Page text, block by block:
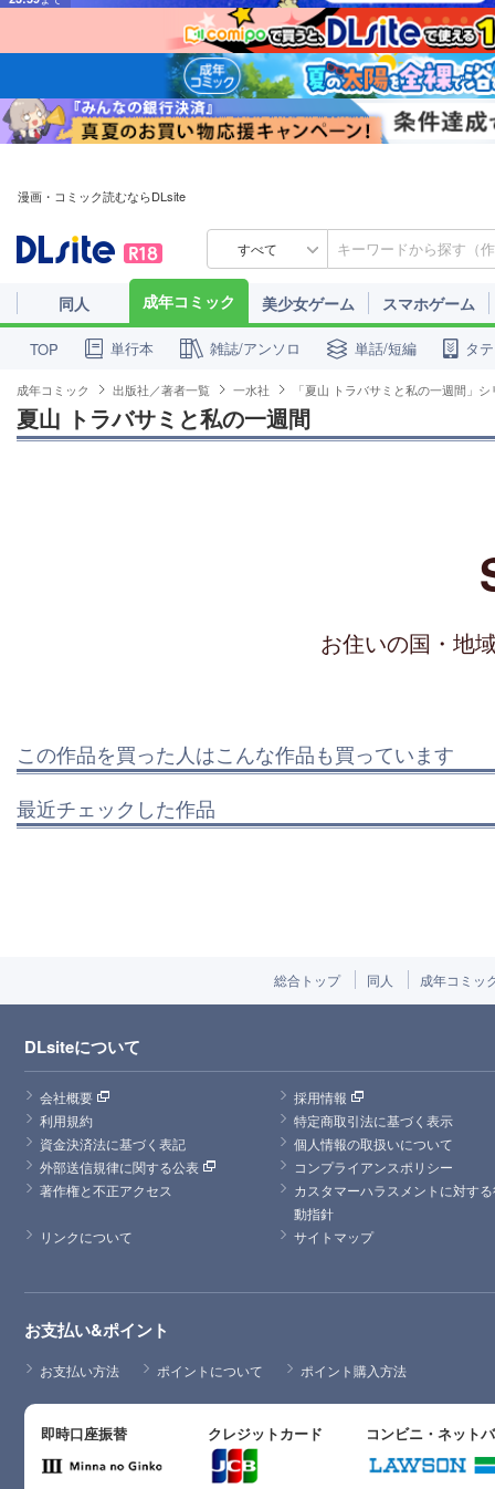
漫画・コミック読むならDLsite
すべて
同人 成年コミック 美少女ゲーム スマホゲーム
TOP 単行本 雑誌/アンソロ 単話/短編 タ
成年コミック 出版社／著者一覧 一水社 「夏山 トラバサミと私の一週間」シ
夏山 トラバサミと私の一週間
お住いの国・地
この作品を買った人はこんな作品も買っています
最近チェックした作品
総合トップ 同人 成年コミッ
DLsiteについて
会社概要
採用情報
利用規約
特定商取引法に基づく表示
資金決済法に基づく表記
個人情報の取扱いについて
外部送信規律に関する公表
コンプライアンスポリシー
著作権と不正アクセス
カスタマーハラスメントに対す
動指針
リンクについて
サイトマップ
お支払い&ポイント
お支払い方法 ポイントについて ポイント購入方法
即時口座振替 クレジットカード コンビニ・ネット